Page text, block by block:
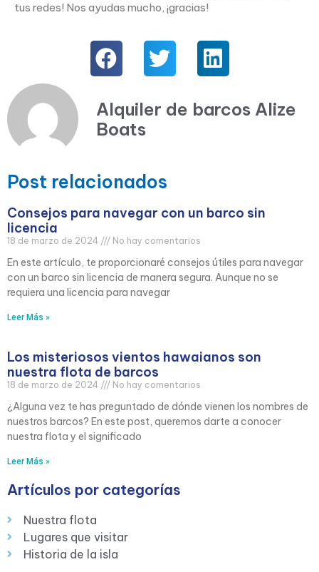
tus redes! Nos ayudas mucho, ¡gracias!
Alquiler de barcos Alize
Boats
Post relacionados
Consejos para navegar con un barco sin
licencia
18 de marzo de 2024 No hay comentarios
En este artículo, te proporcionaré consejos útiles para navegar
con un barco sin licencia de manera segura. Aunque no se
requiera una licencia para navegar
Leer Más »
Los misteriosos vientos hawaianos son
nuestra flota de barcos
18 de marzo de 2024 No hay comentarios
¿Alguna vez te has preguntado de dónde vienen los nombres de
nuestros barcos? En este post, queremos darte a conocer
nuestra flota y el significado
Leer Más »
Artículos por categorías
Nuestra flota
Lugares que visitar
Historia de la isla